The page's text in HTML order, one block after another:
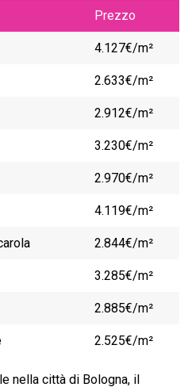
Prezzo
4.127€/m²
2.633€/m²
2.912€/m²
3.230€/m²
2.970€/m²
4.119€/m²
2.844€/m²
3.285€/m²
2.885€/m²
2.525€/m²
nella città di Bologna, il